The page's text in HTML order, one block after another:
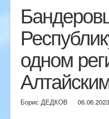
одном
Борис ДЕДКОВ 06.06.2023